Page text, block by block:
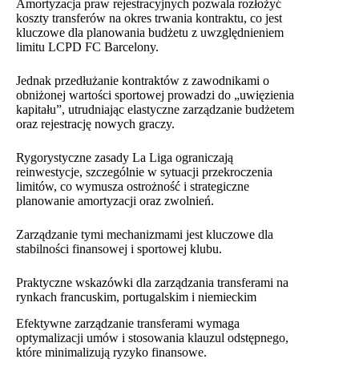
Amortyzacja praw rejestracyjnych pozwala rozłożyć
koszty transferów na okres trwania kontraktu, co jest
kluczowe dla planowania budżetu z uwzględnieniem
limitu LCPD FC Barcelony.
Jednak przedłużanie kontraktów z zawodnikami o
obniżonej wartości sportowej prowadzi do „uwięzienia
kapitału”, utrudniając elastyczne zarządzanie budżetem
oraz rejestrację nowych graczy.
Rygorystyczne zasady La Liga ograniczają
reinwestycje, szczególnie w sytuacji przekroczenia
limitów, co wymusza ostrożność i strategiczne
planowanie amortyzacji oraz zwolnień.
Zarządzanie tymi mechanizmami jest kluczowe dla
stabilności finansowej i sportowej klubu.
Praktyczne wskazówki dla zarządzania transferami na
rynkach francuskim, portugalskim i niemieckim
Efektywne zarządzanie transferami wymaga
optymalizacji umów i stosowania klauzul odstępnego,
które minimalizują ryzyko finansowe.